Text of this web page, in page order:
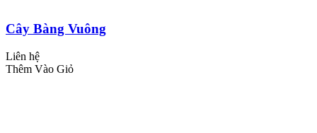
Cây Bàng Vuông
Liên hệ
Thêm Vào Giỏ